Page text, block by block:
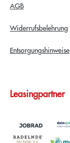
AGB
Widerrufsbelehrung
Entsorgungshinweise
Leasingpartner